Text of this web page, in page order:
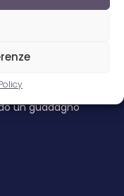
per gli
tutti i CD, i
di
un guadagno